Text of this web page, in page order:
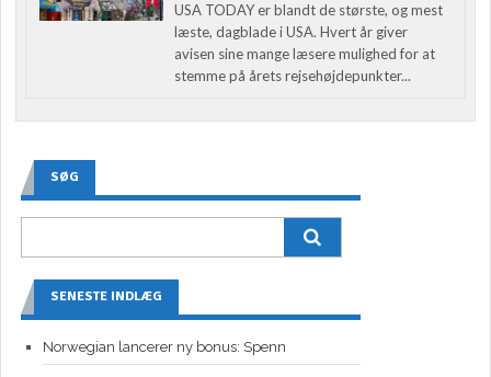
USA TODAY er blandt de største, og mest
læste, dagblade i USA. Hvert år giver
avisen sine mange læsere mulighed for at
stemme på årets rejsehøjdepunkter...
SØG
SENESTE INDLÆG
Norwegian lancerer ny bonus: Spenn